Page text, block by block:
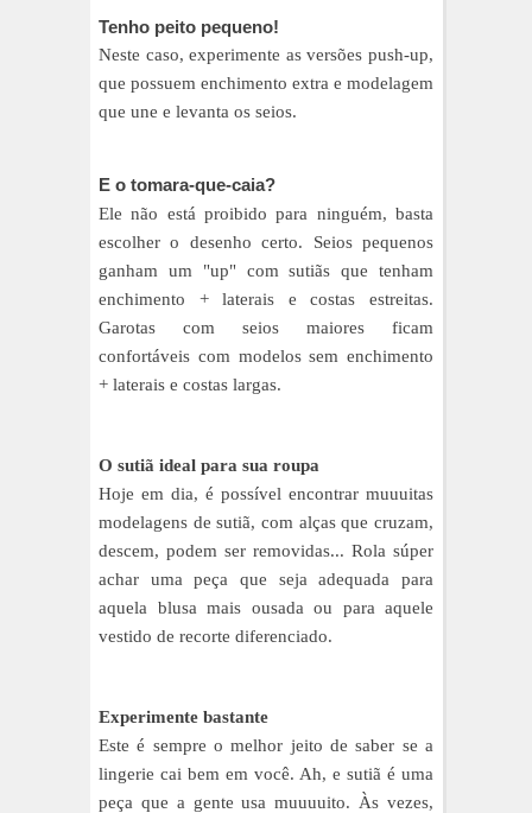
Tenho peito pequeno!
Neste caso, experimente as versões push-up,
que possuem enchimento extra e modelagem
que une e levanta os seios.
E o tomara-que-caia?
Ele não está proibido para ninguém, basta
escolher o desenho certo. Seios pequenos
ganham um "up" com sutiãs que tenham
enchimento +laterais e costas estreitas.
Garotas com seios maiores ficam
confortáveis com modelos sem enchimento
+ laterais e costas largas.
O sutiã ideal para sua roupa
Hoje em dia, é possível encontrar muuuitas
modelagens de sutiã, com alças que cruzam,
descem, podem ser removidas... Rola súper
achar uma peça que seja adequada para
aquela blusa mais ousada ou para aquele
vestido de recorte diferenciado.
Experimente bastante
Este é sempre o melhor jeito de saber se a
lingerie cai bem em você. Ah, e sutiã é uma
peça que a gente usa muuuuito. Às vezes,